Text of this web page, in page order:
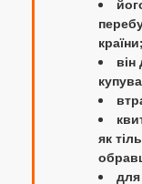
країни;
він
як
для